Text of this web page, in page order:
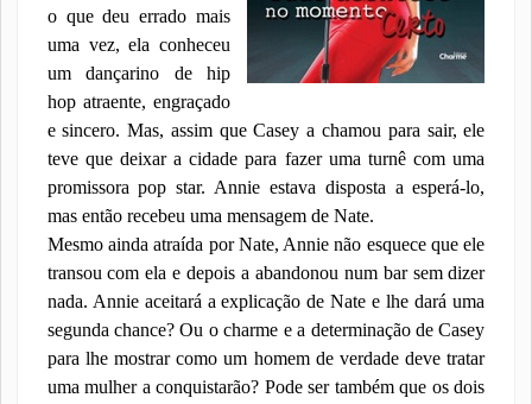
o que deu errado mais
uma vez, ela conheceu
um dançarino de hip
hop atraente, engraçado
e sincero. Mas​,​ assim que Casey a chamou para sair, ele
teve que deixar a cidade para fazer um​a​ tur​nê com uma
promissora pop star. Annie estava disposta a esperá-lo,
mas então recebeu uma mensagem de Nate.
Mesmo ​ainda atraída​ por Nate​,​ Annie não esquece que​ ele
transou com ela e depois a abandonou num bar sem dizer​
nada. Annie aceitará a explicação de Nate e lhe dará uma
segunda chance? Ou o charme e a determinação de Casey
para lhe mostrar como um homem de verdade deve tratar
uma mulher a conquistar​ão? Pode ser também que os dois